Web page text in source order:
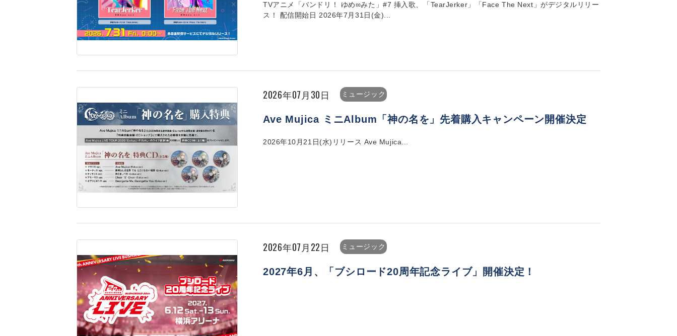
TVアニメ「バンドリ！ ゆめ∞みた」#7 挿入歌、「TearJerker」「Face The Next」がデジタルリリー
ス！ 配信開始日 2026年7月31日(金)...
2026年07月30日 ミュージック
Ave Mujica ミニAlbum「神の名を」先着購入キャンペーン開催決定
2026年10月21日(水)リリース Ave Mujica...
2026年07月22日 ミュージック
2027年6月、「ブシロード20周年記念ライブ」開催決定！